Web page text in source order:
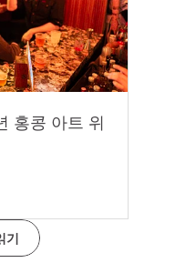
홍콩 아트 위
기